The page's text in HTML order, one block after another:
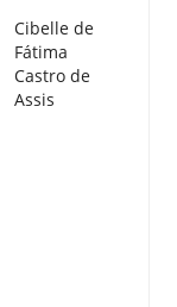
Cibelle de
Fátima
Castro de
Assis